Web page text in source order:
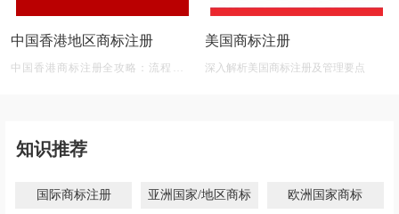
中国香港地区商标注册
中国香港商标注册全攻略：流程、材
美国商标注册
深入解析美国商标注册及管理要点
知识推荐
国际商标注册 亚洲国家/地区商标 欧洲国家商标